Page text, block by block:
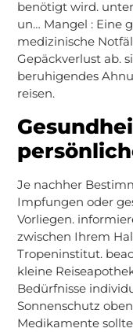
benötigt wird.
un… Mangel : Eine
medizinische
Gepäckverlust ab.
beruhigendes
reisen.
Je nachher
Impfungen oder
Vorliegen.
zwischen Ihrem
Tropeninstitut.
kleine
Bedürfnisse
Sonnenschutz
Medikamente